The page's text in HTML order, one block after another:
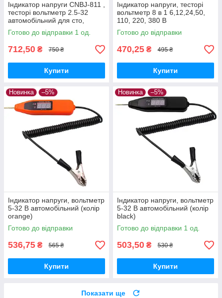
Індикатор напруги CNBJ-811 ,
тесторі вольтметр 2.5-32
автомобільний для сто,
автоелектрика
Готово до відправки 1 од.
712,50 ₴ 750 ₴
Купити
Індикатор напруги, тесторі
вольтметр 8 в 1 6,12,24,50,
110, 220, 380 В
Універсальний
Готово до відправки
470,25 ₴ 495 ₴
Купити
Новинка –5%
Індикатор напруги, вольтметр
5-32 В автомобільний (колір
orange)
Готово до відправки
536,75 ₴ 565 ₴
Купити
Новинка –5%
Індикатор напруги, вольтметр
5-32 В автомобільний (колір
black)
Готово до відправки 1 од.
503,50 ₴ 530 ₴
Купити
Показати ще